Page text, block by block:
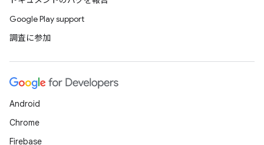
Google Play support
調査に参加
Android
Chrome
Firebase